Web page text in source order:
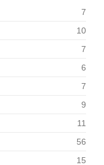
7
10
7
6
7
9
11
56
15